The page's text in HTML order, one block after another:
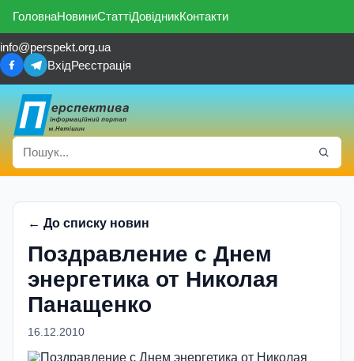
ГоловнаНовиниСтаттіДовідникКонтакти
info@perspekt.org.ua
ВхідРеєстрація
← До списку новин
Поздравление с Днем
энергетика от Николая
Панащенко
16.12.2010